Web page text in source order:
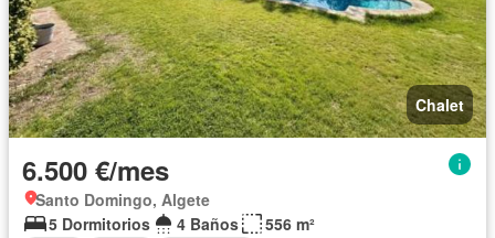
Chalet
6.500 €/mes
Santo Domingo, Algete
5 Dormitorios
4 Baños
556 m²